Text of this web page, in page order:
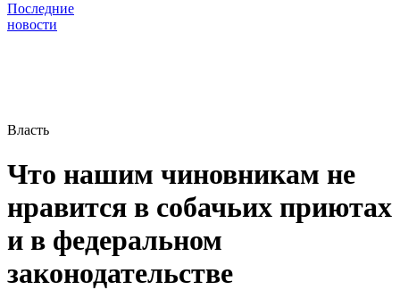
Последние
новости
Власть
Что нашим чиновникам не
нравится в собачьих приютах
и в федеральном
законодательстве